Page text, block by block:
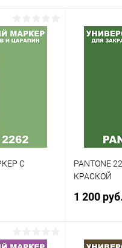
Цвет:
С
PANTONE
КРАСКОЙ
1 200 руб.